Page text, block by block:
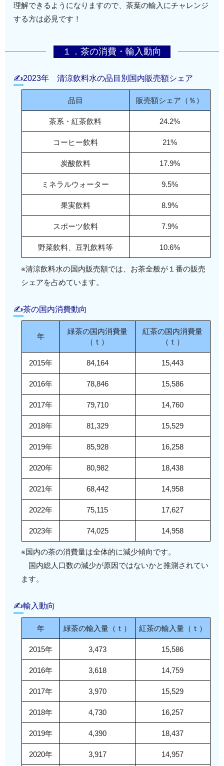
理解できるようになりますので、茶葉の輸入にチャレンジ
する方は必見です！
１．茶の消費・輸入動向
✍2023年 清涼飲料水の品目別国内販売額シェア
品目 販売額シェア（％）
茶系・紅茶飲料 24.2%
コーヒー飲料 21%
炭酸飲料 17.9%
ミネラルウォーター 9.5%
果実飲料 8.9%
スポーツ飲料 7.9%
野菜飲料、豆乳飲料等 10.6%
※清涼飲料水の国内販売額では、お茶全般が１番の販売
シェアを占めています。
✍茶の国内消費動向
年
緑茶の国内消費量
（ｔ）
紅茶の国内消費量
（ｔ）
2015年 84,164 15,443
2016年 78,846 15,586
2017年 79,710 14,760
2018年 81,329 15,529
2019年 85,928 16,258
2020年 80,982 18,438
2021年 68,442 14,958
2022年 75,115 17,627
2023年 74,025 14,958
※国内の茶の消費量は全体的に減少傾向です。
国内総人口数の減少が原因ではないかと推測されてい
ます。
✍輸入動向
年 緑茶の輸入量（ｔ） 紅茶の輸入量（ｔ）
2015年 3,473 15,586
2016年 3,618 14,759
2017年 3,970 15,529
2018年 4,730 16,257
2019年 4,390 18,437
2020年 3,917 14,957